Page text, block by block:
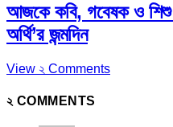
আজকে কবি, গবেষক ও শিশু
অর্থি’র জন্মদিন
View ২ Comments
২ COMMENTS